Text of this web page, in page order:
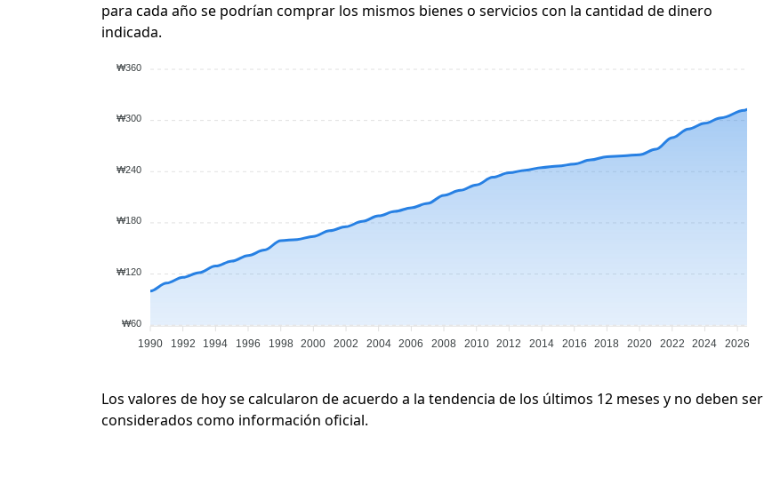
para cada año se podrían comprar los mismos bienes o servicios con la cantidad de dinero
indicada.
₩360
₩300
₩240
₩180
₩120
₩60
1990 1992 1994 1996 1998 2000 2002 2004 2006 2008 2010 2012 2014 2016 2018 2020 2022 2024 2026
Los valores de hoy se calcularon de acuerdo a la tendencia de los últimos 12 meses y no deben ser
considerados como información oficial.